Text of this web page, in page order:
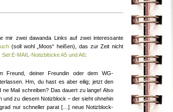
mir zwei dawanda Links auf zwei interessante
(soll wohl „Moos“ heißen), das zur Zeit nicht
Set E-MAIL-Notizblöcke A5 und A6:
Freund, deiner Freundin oder dem WG-
Hm, du hast es aber eilig; jetzt den
ne Mail schreiben? Das dauert zu lange! Also
und zu diesem Notizblock – der sieht ohnehin
nur schneller parat […] neue Notizblock-